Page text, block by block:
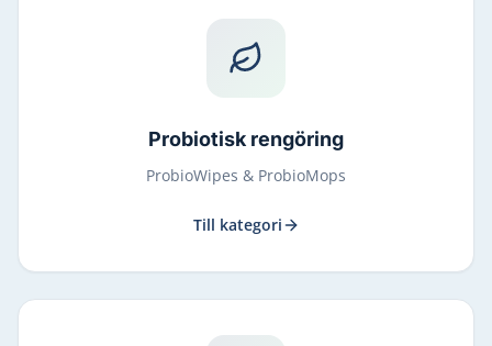
Probiotisk rengöring
ProbioWipes & ProbioMops
Till kategori